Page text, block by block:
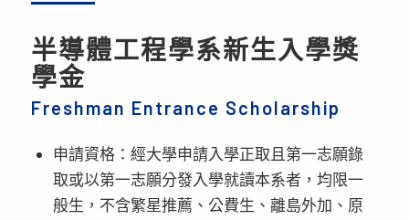
半導體工程學系新生入學獎
學金
Freshman Entrance Scholarship
申請資格：經大學申請入學正取且第一志願錄
取或以第一志願分發入學就讀本系者，均限一
般生，不含繁星推薦、公費生、離島外加、原